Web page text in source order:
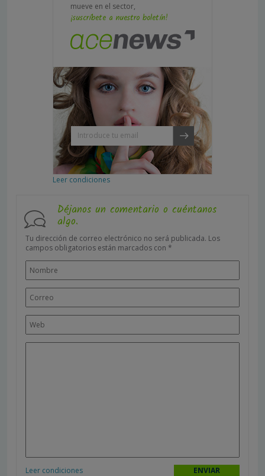
mueve en el sector,
¡suscríbete a nuestro boletín!
Leer condiciones
Déjanos un comentario o cuéntanos
algo.
Tu dirección de correo electrónico no será publicada. Los
campos obligatorios están marcados con *
Leer condiciones